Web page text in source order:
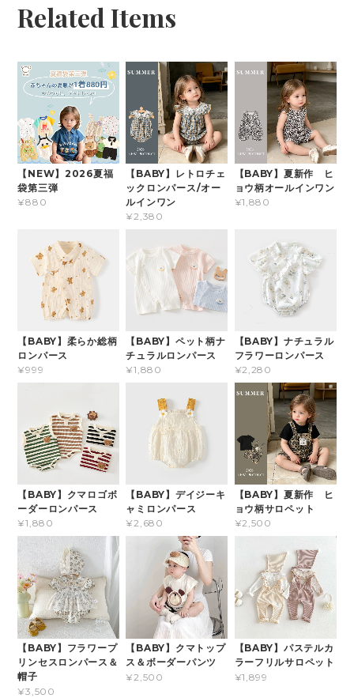
Related Items
【NEW】2026夏福
袋第三弾
¥880
【BABY】レトロチェ
ックロンパース/オー
ルインワン
¥2,380
【BABY】夏新作 ヒ
ョウ柄オールインワン
¥1,880
【BABY】柔らか総柄
ロンパース
¥999
【BABY】ペット柄ナ
チュラルロンパース
¥1,880
【BABY】ナチュラル
フラワーロンパース
¥2,280
【BABY】クマロゴボ
ーダーロンパース
¥1,880
【BABY】デイジーキ
ャミロンパース
¥2,680
【BABY】夏新作 ヒ
ョウ柄サロペット
¥2,500
【BABY】フラワープ
リンセスロンパース＆
帽子
¥3,500
【BABY】クマトップ
ス＆ボーダーパンツ
¥2,500
【BABY】パステルカ
ラーフリルサロペット
¥1,899